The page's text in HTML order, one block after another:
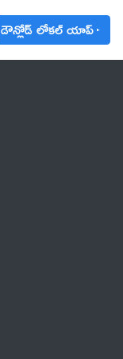
డౌన్లోడ్ లోకల్ యాప్